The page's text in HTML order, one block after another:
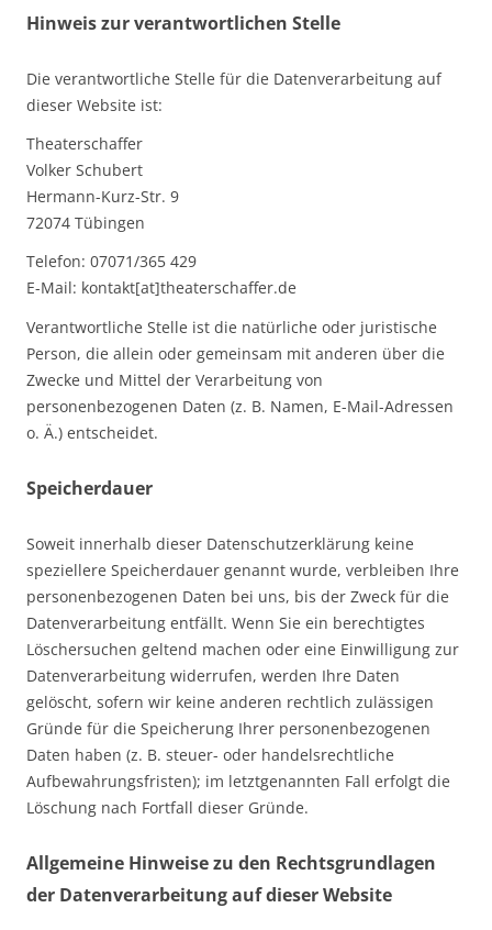
Hinweis zur verantwortlichen Stelle
Die verantwortliche Stelle für die Datenverarbeitung auf
dieser Website ist:
Theaterschaffer
Volker Schubert
Hermann-Kurz-Str. 9
72074 Tübingen
Telefon: 07071/365 429
E-Mail: kontakt[at]theaterschaffer.de
Verantwortliche Stelle ist die natürliche oder juristische
Person, die allein oder gemeinsam mit anderen über die
Zwecke und Mittel der Verarbeitung von
personenbezogenen Daten (z. B. Namen, E-Mail-Adressen
o. Ä.) entscheidet.
Speicherdauer
Soweit innerhalb dieser Datenschutzerklärung keine
speziellere Speicherdauer genannt wurde, verbleiben Ihre
personenbezogenen Daten bei uns, bis der Zweck für die
Datenverarbeitung entfällt. Wenn Sie ein berechtigtes
Löschersuchen geltend machen oder eine Einwilligung zur
Datenverarbeitung widerrufen, werden Ihre Daten
gelöscht, sofern wir keine anderen rechtlich zulässigen
Gründe für die Speicherung Ihrer personenbezogenen
Daten haben (z. B. steuer- oder handelsrechtliche
Aufbewahrungsfristen); im letztgenannten Fall erfolgt die
Löschung nach Fortfall dieser Gründe.
Allgemeine Hinweise zu den Rechtsgrundlagen
der Datenverarbeitung auf dieser Website